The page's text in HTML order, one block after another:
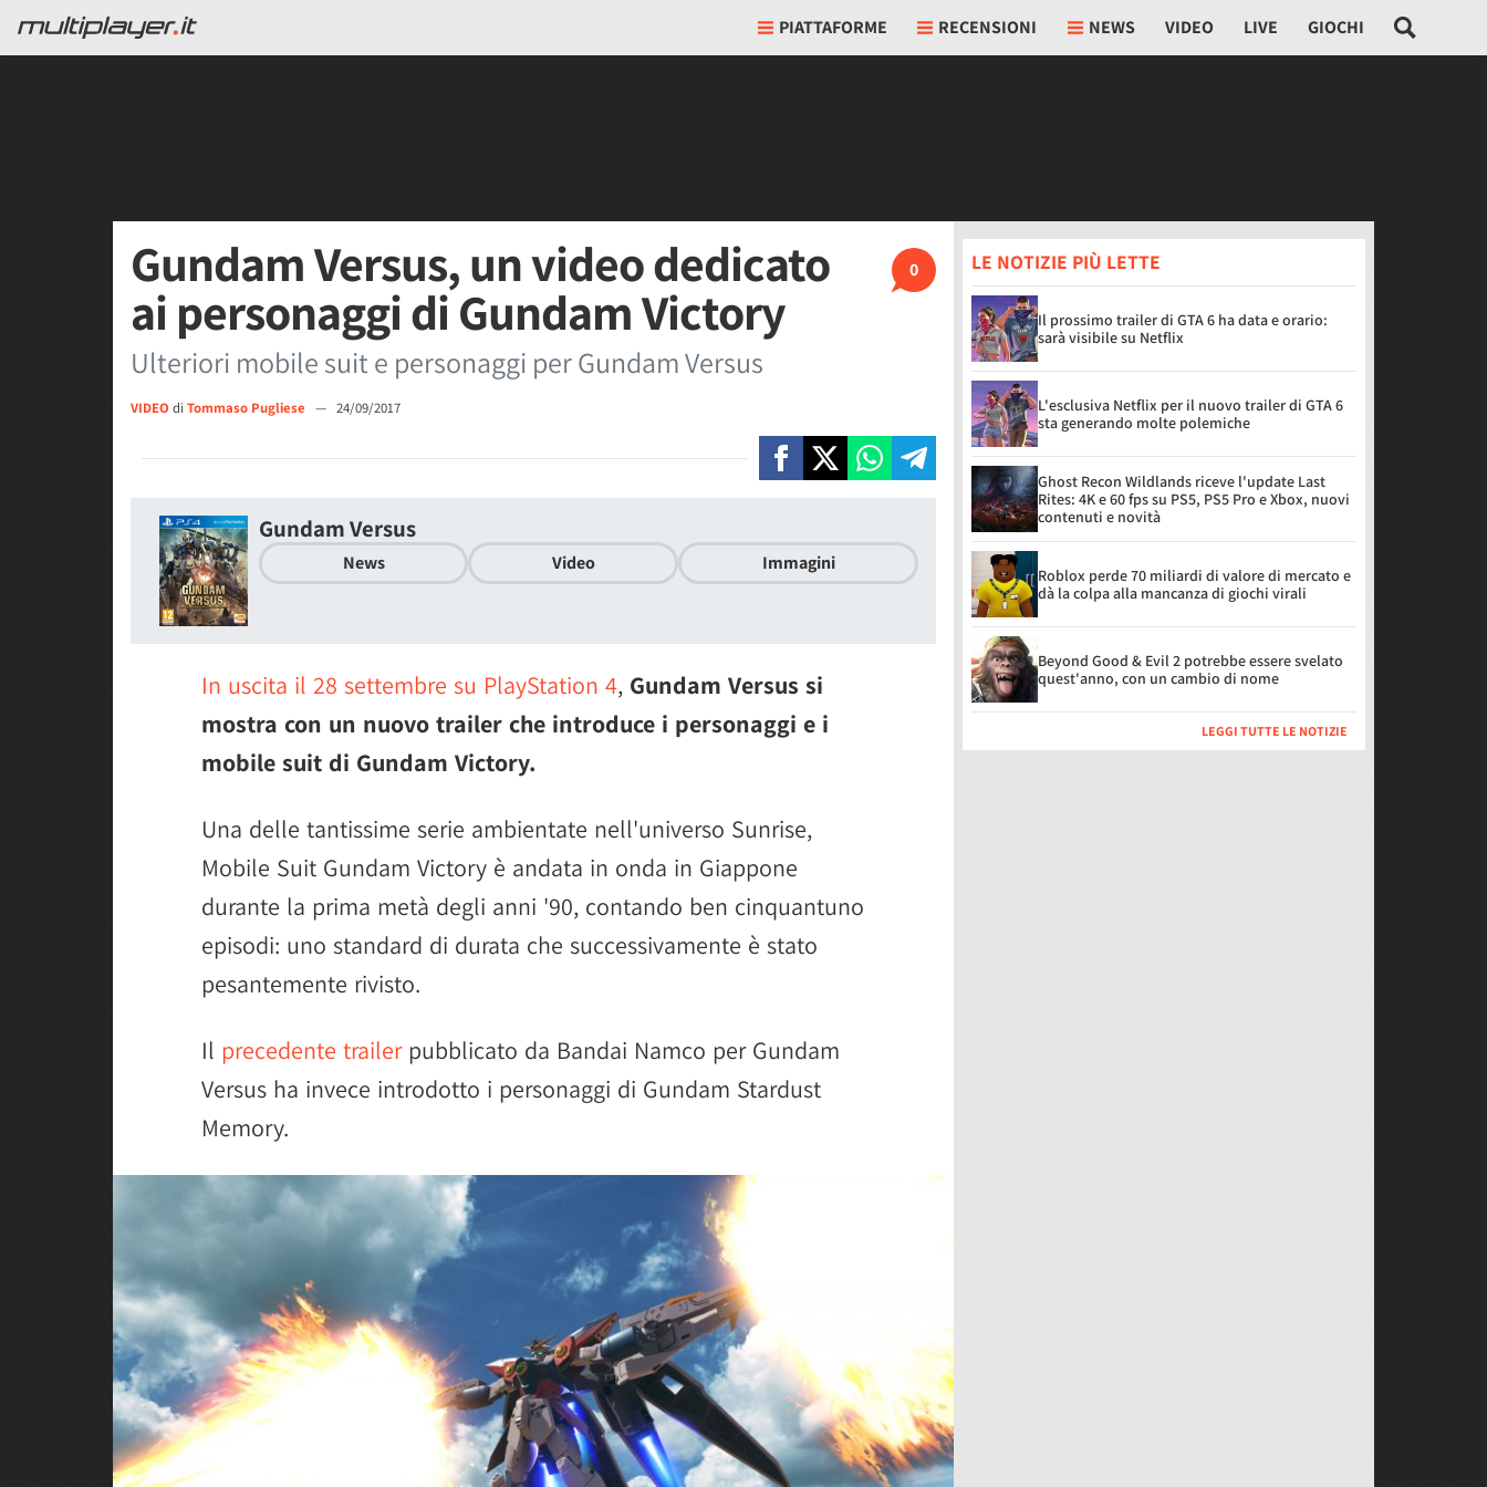
PIATTAFORME RECENSIONI NEWS VIDEO LIVE GIOCHI
0
Gundam Versus, un video dedicato
ai personaggi di Gundam Victory
Ulteriori mobile suit e personaggi per Gundam Versus
VIDEO di Tommaso Pugliese — 24/09/2017
Gundam Versus
News Video Immagini
In uscita il 28 settembre su PlayStation 4, Gundam Versus si
mostra con un nuovo trailer che introduce i personaggi e i
mobile suit di Gundam Victory.
Una delle tantissime serie ambientate nell'universo Sunrise,
Mobile Suit Gundam Victory è andata in onda in Giappone
durante la prima metà degli anni '90, contando ben cinquantuno
episodi: uno standard di durata che successivamente è stato
pesantemente rivisto.
Il precedente trailerpubblicato da Bandai Namco per Gundam
Versus ha invece introdotto i personaggi di Gundam Stardust
Memory.
LE NOTIZIE PIÙ LETTE
Il prossimo trailer di GTA 6 ha data e orario:
sarà visibile su Netflix
L'esclusiva Netflix per il nuovo trailer di GTA 6
sta generando molte polemiche
Ghost Recon Wildlands riceve l'update Last
Rites: 4K e 60 fps su PS5, PS5 Pro e Xbox, nuovi
contenuti e novità
Roblox perde 70 miliardi di valore di mercato e
dà la colpa alla mancanza di giochi virali
Beyond Good & Evil 2 potrebbe essere svelato
quest'anno, con un cambio di nome
LEGGI TUTTE LE NOTIZIE